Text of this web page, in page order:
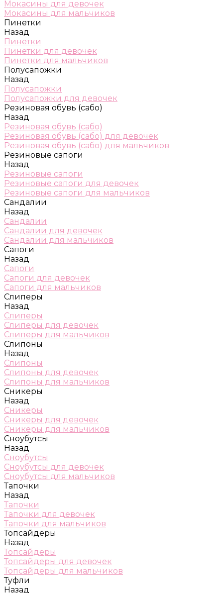
Мокасины для девочек
Мокасины для мальчиков
Пинетки
Назад
Пинетки
Пинетки для девочек
Пинетки для мальчиков
Полусапожки
Назад
Полусапожки
Полусапожки для девочек
Резиновая обувь (сабо)
Назад
Резиновая обувь (сабо)
Резиновая обувь (сабо) для девочек
Резиновая обувь (сабо) для мальчиков
Резиновые сапоги
Назад
Резиновые сапоги
Резиновые сапоги для девочек
Резиновые сапоги для мальчиков
Сандалии
Назад
Сандалии
Сандалии для девочек
Сандалии для мальчиков
Сапоги
Назад
Сапоги
Сапоги для девочек
Сапоги для мальчиков
Слиперы
Назад
Слиперы
Слиперы для девочек
Слиперы для мальчиков
Слипоны
Назад
Слипоны
Слипоны для девочек
Слипоны для мальчиков
Сникеры
Назад
Сникеры
Сникеры для девочек
Сникеры для мальчиков
Сноубутсы
Назад
Сноубутсы
Сноубутсы для девочек
Сноубутсы для мальчиков
Тапочки
Назад
Тапочки
Тапочки для девочек
Тапочки для мальчиков
Топсайдеры
Назад
Топсайдеры
Топсайдеры для девочек
Топсайдеры для мальчиков
Туфли
Назад